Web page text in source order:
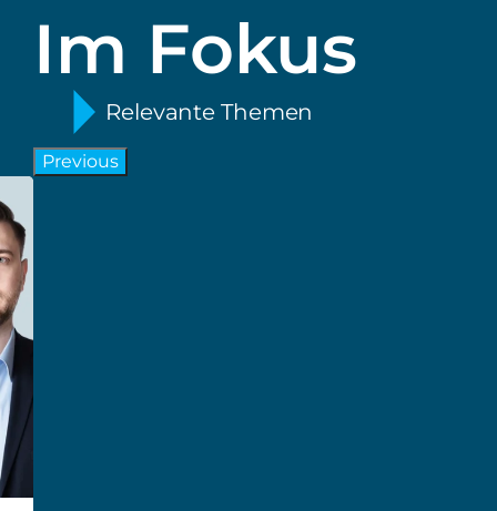
Im Fokus
Relevante Themen
Previous